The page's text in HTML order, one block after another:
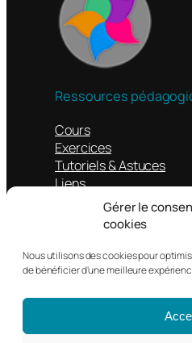
Gérer le
cookies
Nous utilisons des cookies pour
de bénéficier d'une meilleure
Ressources
Cours
Exercices
Tutoriels & Astuces
Liens
Contacts
Mentions légales